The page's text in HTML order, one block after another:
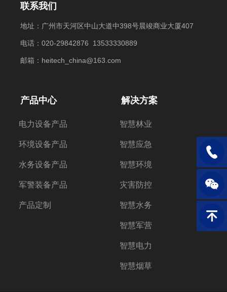
联系我们
地址：广州市天河区中山大道中398号晨竣商业大厦407
电话：020-29842876 13533330889
邮箱：heitech_china@163.com
产品中心
电力设备产品
环境设备产品
水务设备产品
军警装备产品
产品定制
解决方案
智慧林业
智慧应急
智慧环境
灾害防控
智慧水务
智慧军营
智慧电力
智慧烟草
电话
返回